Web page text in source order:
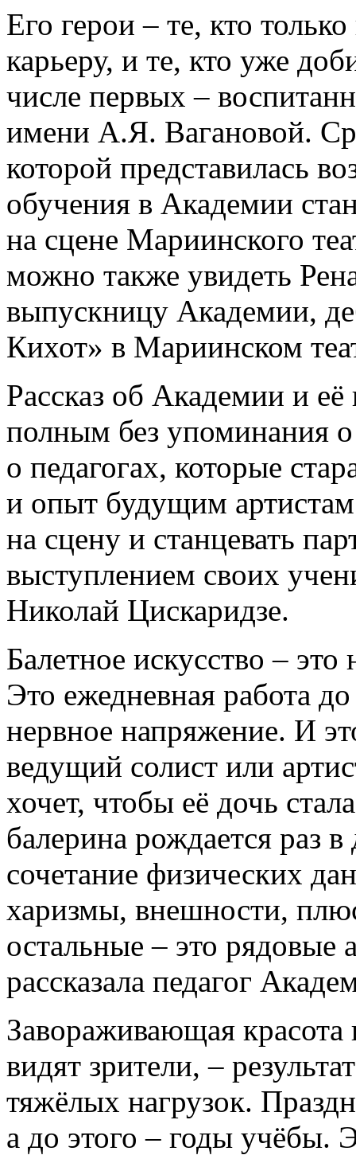
Его герои – те, кто
карьеру, и те, кто уже
числе первых ­–
имени А.Я. Вагановой.
которой представилась
обучения в Академии
на сцене Мариинского
можно также увидеть
выпускницу Академии,
Кихот» в Мариинском
Рассказ об Академии и
полным без упоминания
о педагогах, которые
и опыт будущим
на сцену и станцевать
выступлением своих
Николай Цискаридзе.
Балетное искусство –
Это ежедневная работа
нервное напряжение. И
ведущий солист или
хочет, чтобы её дочь
балерина рождается раз
сочетание физических
харизмы, внешности,
остальные – это рядовые
рассказала педагог
Завораживающая красота
видят зрители, –
тяжёлых нагрузок.
а до этого – годы учёбы.